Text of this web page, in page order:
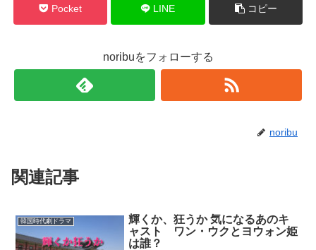
Pocket LINE コピー
noribuをフォローする
noribu
関連記事
韓国時代劇ドラマ
輝くか、狂うか 気になるあのキ
ャスト ワン・ウクとヨウォン姫
は誰？